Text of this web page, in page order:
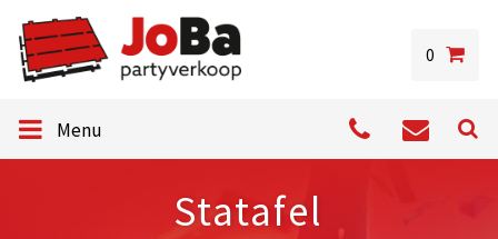
0
Menu
Statafel